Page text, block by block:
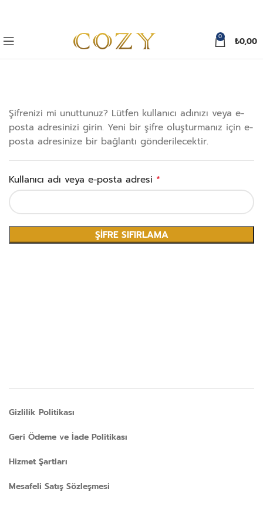
0 ₺0,00
Şifrenizi mi unuttunuz? Lütfen kullanıcı adınızı veya e-
posta adresinizi girin. Yeni bir şifre oluşturmanız için e-
posta adresinize bir bağlantı gönderilecektir.
Kullanıcı adı veya e-posta adresi *
ŞIFRE SIFIRLAMA
Gizlilik Politikası
Geri Ödeme ve İade Politikası
Hizmet Şartları
Mesafeli Satış Sözleşmesi